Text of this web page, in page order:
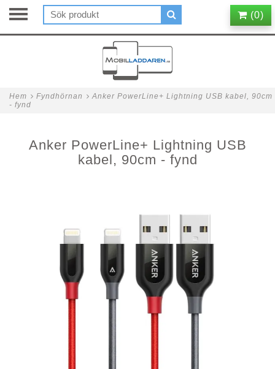
Hem Fyndhörnan
Anker PowerLine+ Lightning USB kabel, 90cm
- fynd
Anker PowerLine+ Lightning USB
kabel, 90cm - fynd
(0)